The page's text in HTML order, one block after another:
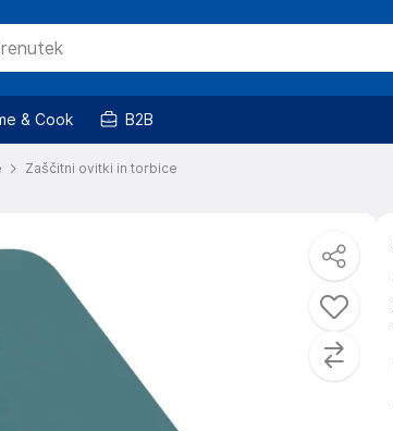
& Cook B2B
Zaščitni ovitki in torbice